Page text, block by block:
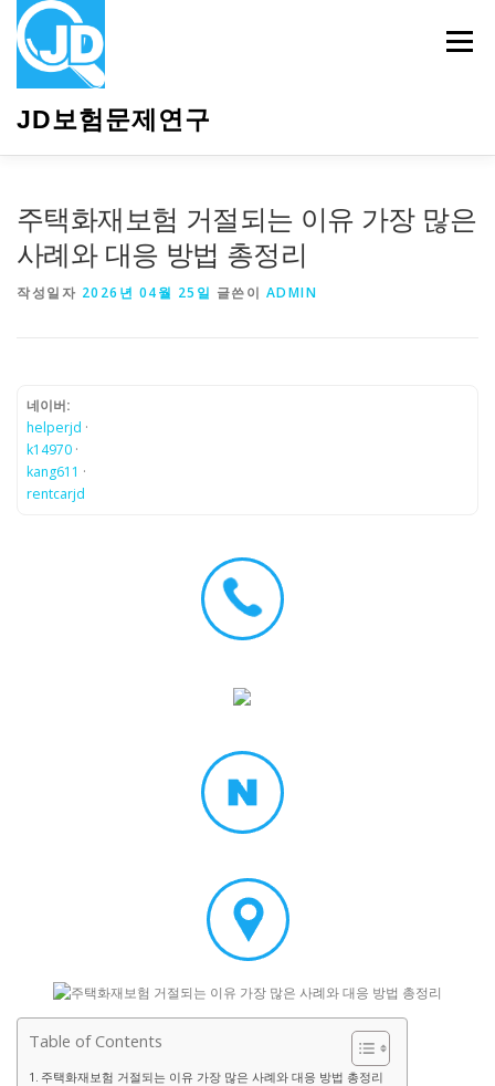
JD보험문제연구
메뉴
주택화재보험 거절되는 이유 가장 많은
사례와 대응 방법 총정리
작성일자 2026년 04월 25일 글쓴이 ADMIN
네이버:
helperjd ·
k14970 ·
kang611 ·
rentcarjd
Table of Contents
주택화재보험 거절되는 이유 가장 많은 사례와 대응 방법 총정리